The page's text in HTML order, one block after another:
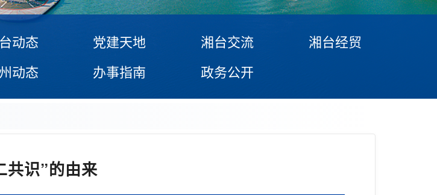
动态 党建天地 湘台交流
湘台经贸
动态 办事指南 政务公开
共识”的由来